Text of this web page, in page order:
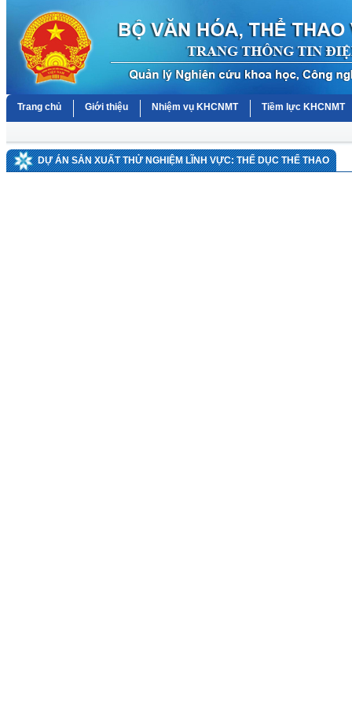
Trang chủ Giới thiệu Nhiệm vụ KHCNMT Tiềm lực KHCNMT
DỰ ÁN SẢN XUẤT THỬ NGHIỆM LĨNH VỰC: THỂ DỤC THỂ THAO